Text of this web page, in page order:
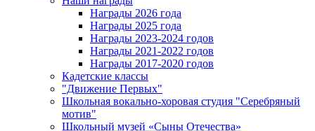
Награды 2026 года
Награды 2025 года
Награды 2023-2024 годов
Награды 2021-2022 годов
Награды 2017-2020 годов
Кадетские классы
"Движение Первых"
Школьная вокально-хоровая студия "Серебряный
мотив"
Школьный музей «Сыны Отечества»